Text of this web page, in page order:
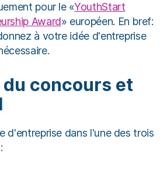
pour le «YouthStart
Award» européen. En bref:
à votre idée d'entreprise
concours et
d'entreprise dans l'une des trois